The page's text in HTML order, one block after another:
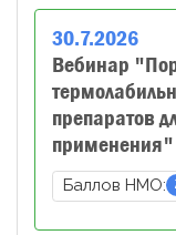
30.7.2026
Вебинар
препаратов
применения"
Баллов НМО: